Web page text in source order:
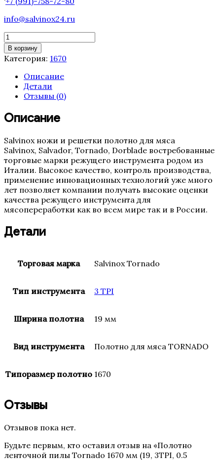
info@salvinox24.ru
Количество
товара
Полотно
ленточной
пилы
Tornado
1670
(19,
3TPI,
Италия)
В корзину
Категория: 1670
Описание
Детали
Отзывы (0)
Описание
Salvinox ножи и решетки полотно для мяса
Salvinox, Salvador, Tornado, Dorblade востребованные
торговые марки режущего инструмента родом из
Италии. Высокое качество, контроль производства,
применение инновационных технологий уже много
лет позволяет компании получать высокие оценки
качества режущего инструмента для
мясопереработки как во всем мире так и в России.
Детали
Торговая марка Salvinox Tornado
Тип инструмента 3 TPI
Ширина полотна 19 мм
Вид инструмента Полотно для мяса TORNADO
Типоразмер полотно 1670
Отзывы
Отзывов пока нет.
Будьте первым, кто оставил отзыв на «Полотно
ленточной пилы Tornado 1670 мм (19, 3TPI, 0.5